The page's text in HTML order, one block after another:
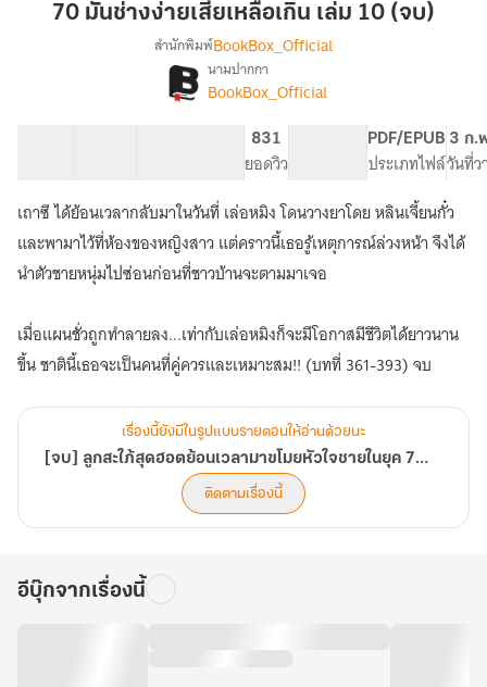
ย้อน
เวลา
ขโมย
หัวใจ
ใน
ยุค
มัน
ช่าง
เสีย
เหลือ
เล่ม
10
(จบ)
70 มันช่างง่ายเสียเหลือเกิน เล่ม 10 (จบ)
เรื่อง[จบ]
ลูก
สะใภ้
สุด
ฮอต
ย้อน
เวลา
มา
ขโมย
หัวใจ
ยุค
70
ช่าง
ง่าย
เสีย
เหลือ
เกิน
สำนักพิมพ์BookBox_Official
นามปากกา
BookBox_Official
831
ยอดวิว
PDF/EPUB
ประเภทไฟล์
3 ก.
วันที่ว
เถาซี ได้ย้อนเวลากลับมาในวันที่ เล่อหมิง โดนวางยาโดย หลินเจี้ยนกั๋ว
และพามาไว้ที่ห้องของหญิงสาว แต่คราวนี้เธอรู้เหตุการณ์ล่วงหน้า จึงได้
นำตัวชายหนุ่มไปซ่อนก่อนที่ชาวบ้านจะตามมาเจอ
เมื่อแผนชั่วถูกทำลายลง...เท่ากับเล่อหมิงก็จะมีโอกาสมีชีวิตได้ยาวนาน
ขึ้น ชาตินี้เธอจะเป็นคนที่คู่ควรและเหมาะสม!! (บทที่ 361-393) จบ
เรื่องนี้ยังมีในรูปแบบรายตอนให้อ่านด้วยนะ
[จบ] ลูกสะใภ้สุดฮอตย้อนเวลามาขโมยหัวใจชายในยุค 70 มันช่างง่ายเสียเหลือเกิน
ติดตามเรื่องนี้
อีบุ๊กจากเรื่องนี้